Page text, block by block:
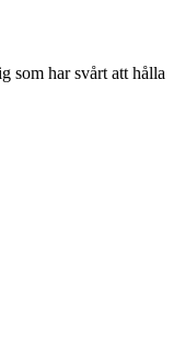
som har svårt att hålla